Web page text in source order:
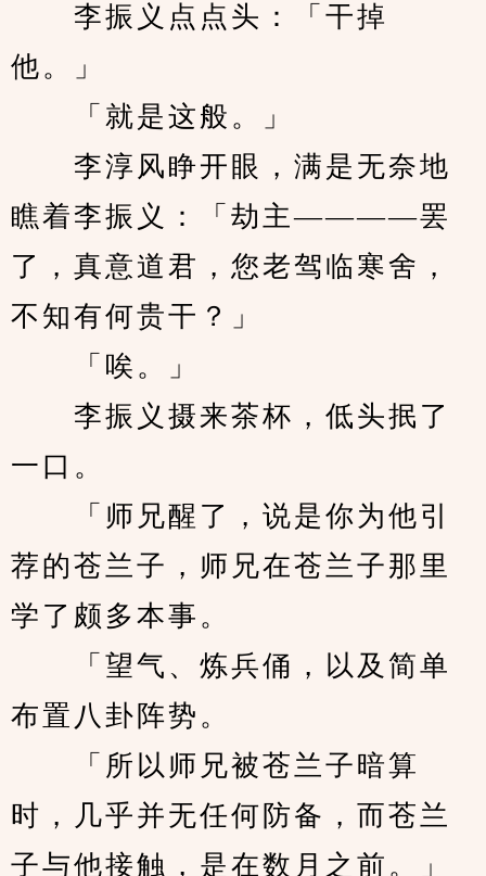
李振义点点头：「干掉
他。」
「就是这般。」
李淳风睁开眼，满是无奈地
瞧着李振义：「劫主————罢
了，真意道君，您老驾临寒舍，
不知有何贵干？」
「唉。」
李振义摄来茶杯，低头抿了
一口。
「师兄醒了，说是你为他引
荐的苍兰子，师兄在苍兰子那里
学了颇多本事。
「望气、炼兵俑，以及简单
布置八卦阵势。
「所以师兄被苍兰子暗算
时，几乎并无任何防备，而苍兰
子与他接触，是在数月之前。」